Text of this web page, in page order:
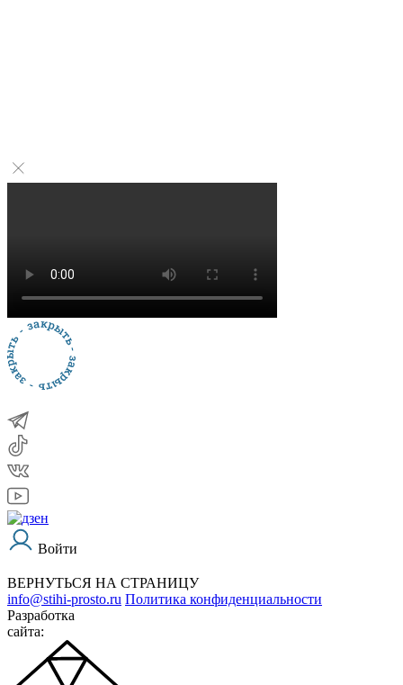
Войти
ВЕРНУТЬСЯ НА СТРАНИЦУ
info@stihi-prosto.ru Политика конфиденциальности
Разработка
сайта: